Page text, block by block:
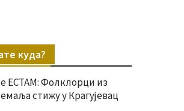
куда?
ЕСТАМ: Фолклорци из
стижу у Крагујевац